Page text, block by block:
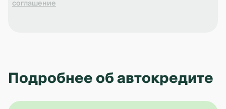
соглашение
Подробнее об автокредите